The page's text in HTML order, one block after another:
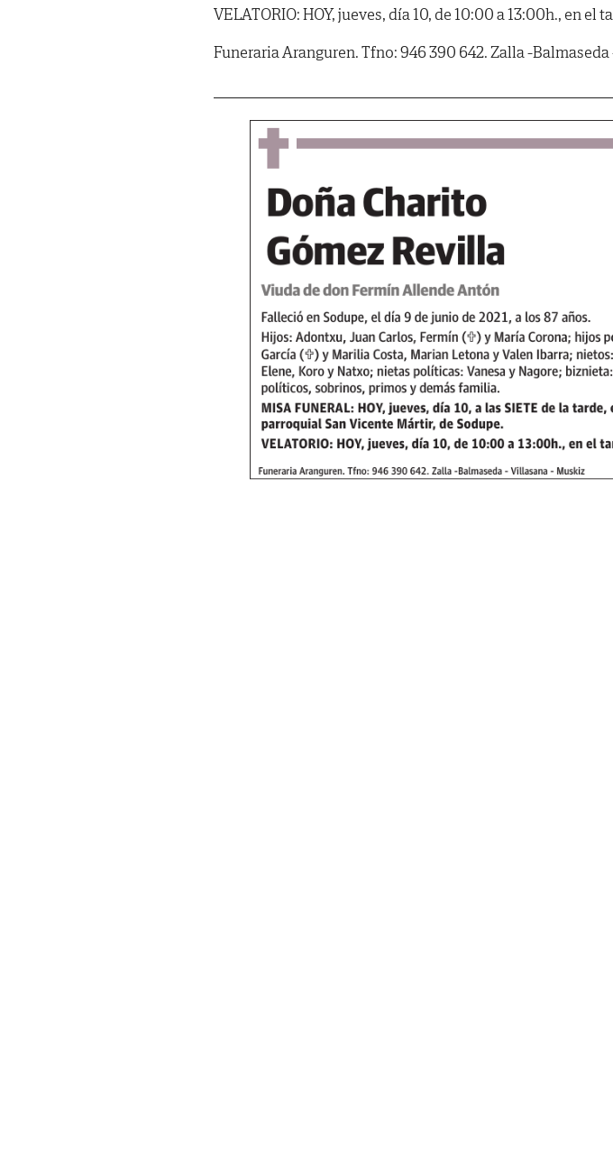
VELATORIO: HOY, jueves, día 10, de 10:00 a 13:00h., en el
Funeraria Aranguren. Tfno: 946 390 642. Zalla -